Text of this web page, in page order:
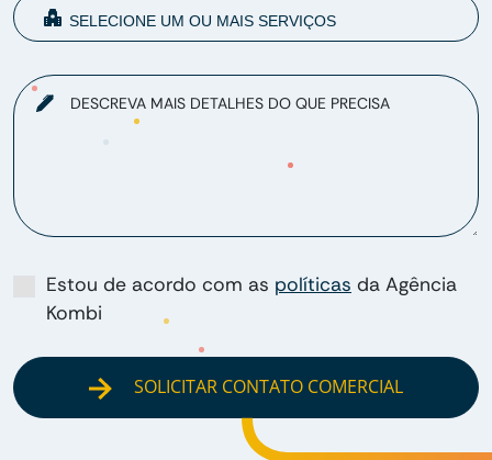
DESCREVA MAIS DETALHES DO QUE PRECISA
Estou de acordo com as políticas da Agência
Kombi
SOLICITAR CONTATO COMERCIAL